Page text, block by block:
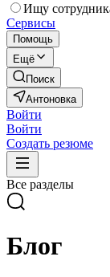
Ищу
Сервисы
Помощь
Ещё
Поиск
Антоновка
Войти
Войти
Создать резюме
Все разделы
Блог